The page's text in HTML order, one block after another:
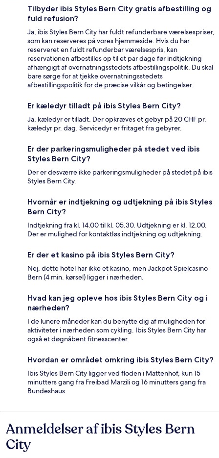
Tilbyder ibis Styles Bern City gratis afbestilling og
fuld refusion?
Ja, ibis Styles Bern City har fuldt refunderbare værelsespriser,
som kan reserveres på vores hjemmeside. Hvis du har
reserveret en fuldt refunderbar værelsespris, kan
reservationen afbestilles op til et par dage før indtjekning
afhængigt af overnatningsstedets afbestillingspolitik. Du skal
bare sørge for at tjekke overnatningsstedets
afbestillingspolitik for de præcise vilkår og betingelser.
Er kæledyr tilladt på ibis Styles Bern City?
Ja, kæledyr er tilladt. Der opkræves et gebyr på 20 CHF pr.
kæledyr pr. dag. Servicedyr er fritaget fra gebyrer.
Er der parkeringsmuligheder på stedet ved ibis
Styles Bern City?
Der er desværre ikke parkeringsmuligheder på stedet på ibis
Styles Bern City.
Hvornår er indtjekning og udtjekning på ibis Styles
Bern City?
Indtjekning fra kl. 14.00 til kl. 05.30. Udtjekning er kl. 12.00.
Der er mulighed for kontaktløs indtjekning og udtjekning.
Er der et kasino på ibis Styles Bern City?
Nej, dette hotel har ikke et kasino, men Jackpot Spielcasino
Bern (4 min. kørsel) ligger i nærheden.
Hvad kan jeg opleve hos ibis Styles Bern City og i
nærheden?
I de lunere måneder kan du benytte dig af muligheden for
aktiviteter i nærheden som cykling. Ibis Styles Bern City har
også et døgnåbent fitnesscenter.
Hvordan er området omkring ibis Styles Bern City?
Ibis Styles Bern City ligger ved floden i Mattenhof, kun 15
minutters gang fra Freibad Marzili og 16 minutters gang fra
Bundeshaus.
Anmeldelser
Anmeldelser af ibis Styles Bern
City